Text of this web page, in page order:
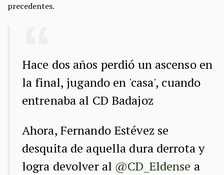
precedentes.
Hace dos años perdió un ascenso en
la final, jugando en 'casa', cuando
entrenaba al CD Badajoz
Ahora, Fernando Estévez se
desquita de aquella dura derrota y
logra devolver al @CD_Eldense a